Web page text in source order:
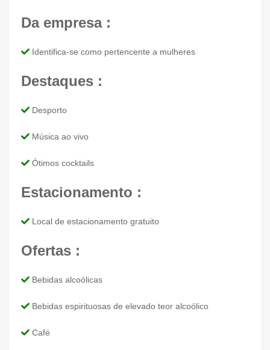
Da empresa :
Identifica-se como pertencente a mulheres
Destaques :
Desporto
Música ao vivo
Ótimos cocktails
Estacionamento :
Local de estacionamento gratuito
Ofertas :
Bebidas alcoólicas
Bebidas espirituosas de elevado teor alcoólico
Café